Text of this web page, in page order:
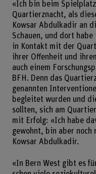
«Ich bin beim
Quartierznacht, als
Kowsar Abdulkadir an
Schauen, und dort
in Kontakt mit der
ihrer Offenheit und
auch einem
BFH. Denn das
genannten
begleitet wurden und
sollten, sich am
mit Erfolg: «Ich habe
gewohnt, bin aber noch
Kowsar Abdulkadir.
«In Bern West gibt es